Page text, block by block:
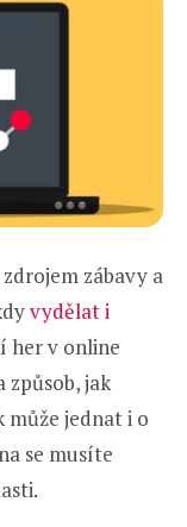
zábavy a
vydělat i
her v online
způsob, jak
může jednat i o
se musíte